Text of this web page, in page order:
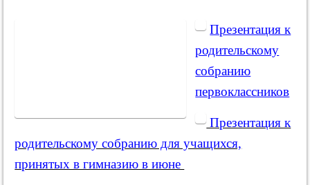
Презентация к
родительскому
собранию
первоклассников
Презентация к
родительскому собранию для учащихся,
принятых в гимназию в июне